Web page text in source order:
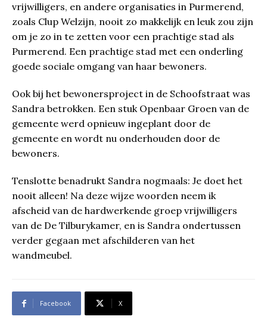
vrijwilligers, en andere organisaties in Purmerend,
zoals Clup Welzijn, nooit zo makkelijk en leuk zou zijn
om je zo in te zetten voor een prachtige stad als
Purmerend. Een prachtige stad met een onderling
goede sociale omgang van haar bewoners.
Ook bij het bewonersproject in de Schoofstraat was
Sandra betrokken. Een stuk Openbaar Groen van de
gemeente werd opnieuw ingeplant door de
gemeente en wordt nu onderhouden door de
bewoners.
Tenslotte benadrukt Sandra nogmaals: Je doet het
nooit alleen! Na deze wijze woorden neem ik
afscheid van de hardwerkende groep vrijwilligers
van de De Tilburykamer, en is Sandra ondertussen
verder gegaan met afschilderen van het
wandmeubel.
Facebook X